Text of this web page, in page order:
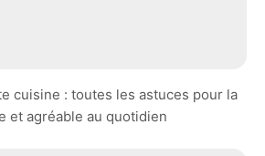
cuisine : toutes les astuces pour la
et agréable au quotidien